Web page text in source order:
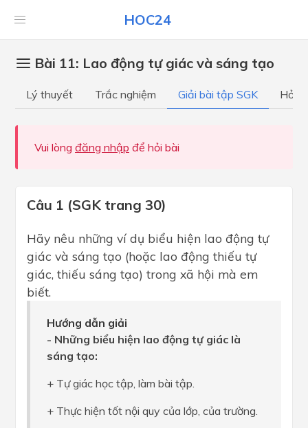
HOC24
Bài 11: Lao động tự giác và sáng tạo
Lý thuyết Trắc nghiệm Giải bài tập SGK Hỏi
Vui lòng đăng nhập để hỏi bài
Câu 1 (SGK trang 30)
Hãy nêu những ví dụ biểu hiện lao động tự
giác và sáng tạo (hoặc lao động thiếu tự
giác, thiếu sáng tạo) trong xã hội mà em
biết.
Hướng dẫn giải
- Những biểu hiện lao động tự giác là
sáng tạo:
+ Tự giác học tập, làm bài tập.
+ Thực hiện tốt nội quy của lớp, của trường.